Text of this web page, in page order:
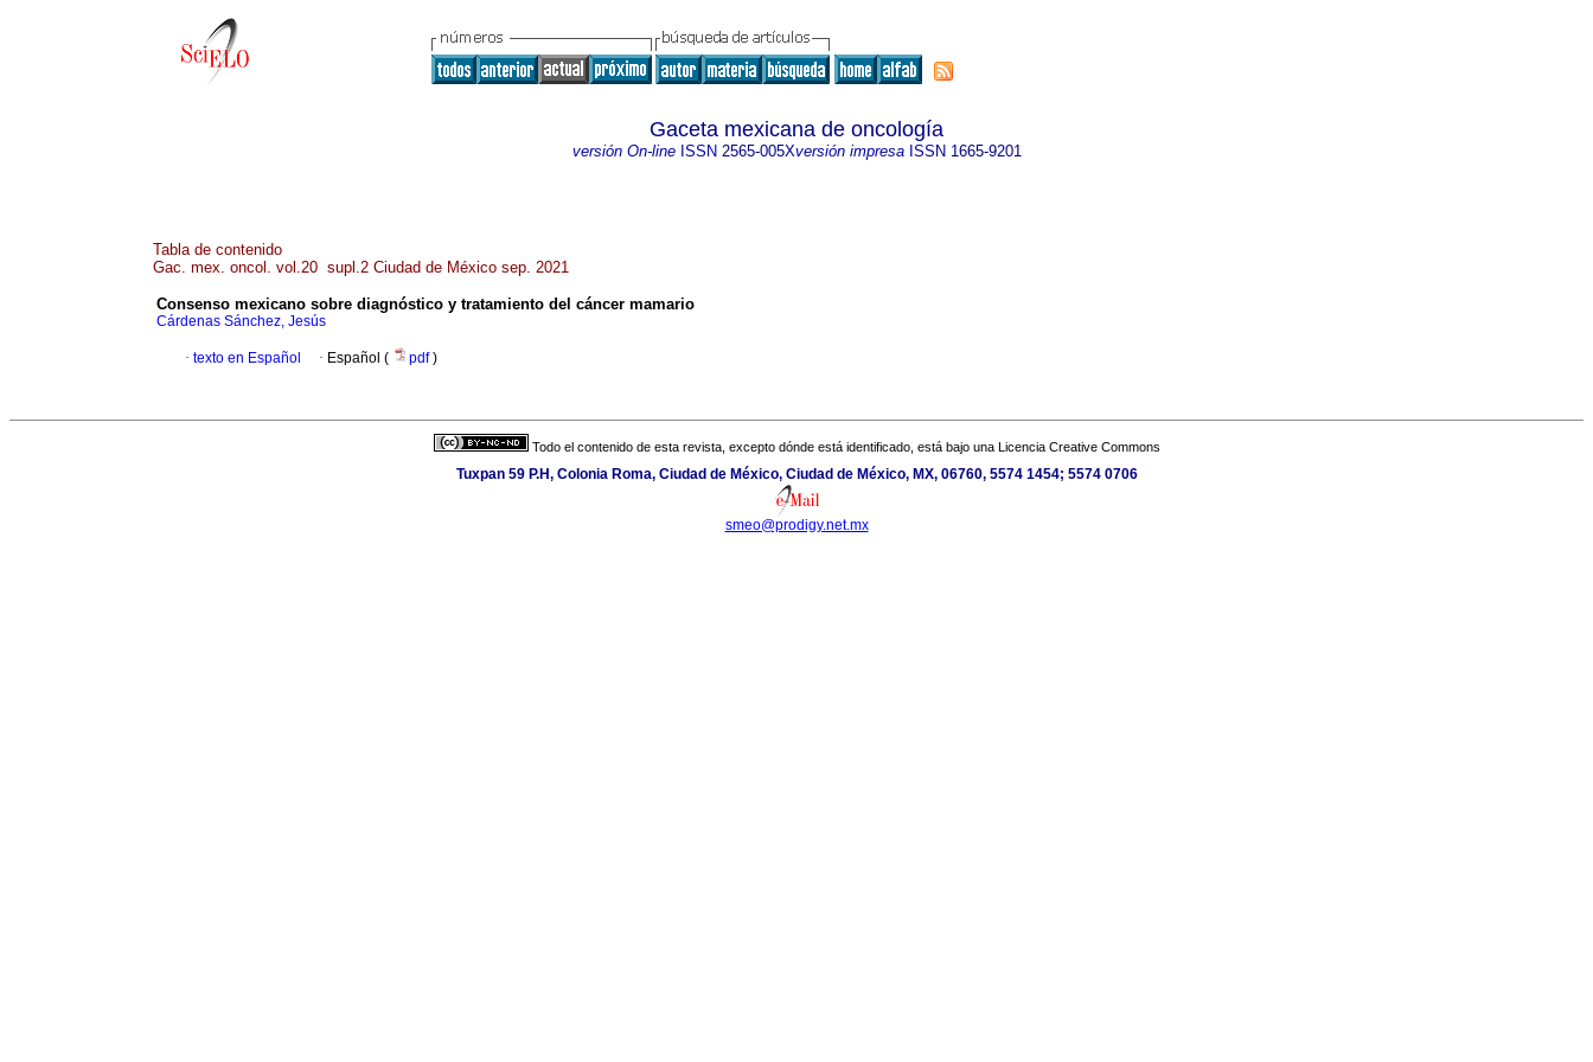
Gaceta mexicana de oncología
versión On-lineISSN 2565-005Xversión impresaISSN 1665-9201
Tabla de contenido
Gac. mex. oncol. vol.20 supl.2 Ciudad de México sep. 2021
Consenso mexicano sobre diagnóstico y tratamiento del cáncer mamario
Cárdenas Sánchez, Jesús
· texto en Español · Español ( pdf)
Todo el contenido de esta revista, excepto dónde está identificado, está bajo una Licencia Creative Commons
Tuxpan 59 P.H, Colonia Roma, Ciudad de México, Ciudad de México, MX, 06760, 5574 1454; 5574 0706
smeo@prodigy.net.mx